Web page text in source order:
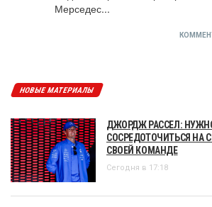
Мерседес...
НОВЫЕ МАТЕРИАЛЫ
ДЖОРДЖ РАССЕЛ:
СОСРЕДОТОЧИТЬСЯ НА
СВОЕЙ КОМАНДЕ
Сегодня в 17:18